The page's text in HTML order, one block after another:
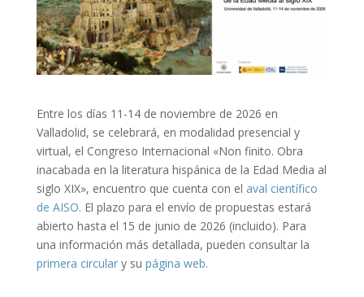
Entre los días 11-14 de noviembre de 2026 en
Valladolid, se celebrará, en modalidad presencial y
virtual, el Congreso Internacional «Non finito. Obra
inacabada en la literatura hispánica de la Edad Media al
siglo XIX», encuentro que cuenta con el aval científico
de AISO. El plazo para el envío de propuestas estará
abierto hasta el 15 de junio de 2026 (incluido). Para
una información más detallada, pueden consultar la
primera circulary su página web.